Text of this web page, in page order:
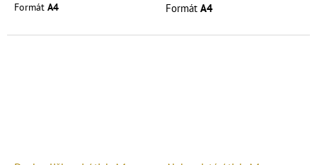
Formát A4 Formát A4